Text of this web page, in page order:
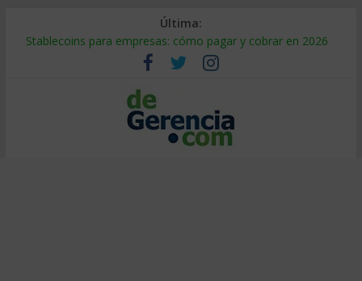
Última:
Stablecoins para empresas: cómo pagar y cobrar en 2026
Despido silencioso: qué es y por qué sale tan caro
IA en selección de personal: cómo auditarla a tiempo
Trabajo forzoso en la cadena de suministro: qué hacer
Mercado hispano de EE. UU.: cómo segmentarlo y venderle